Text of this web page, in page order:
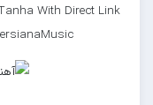
With Direct Link